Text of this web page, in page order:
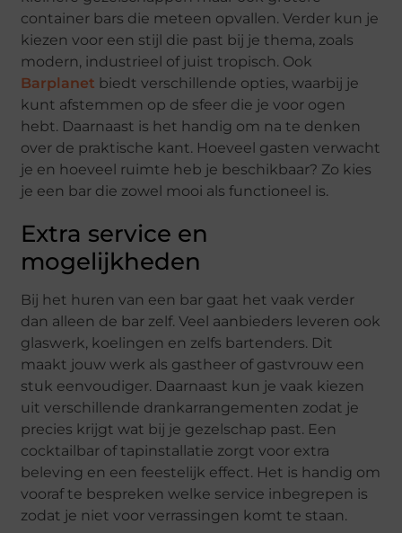
container bars die meteen opvallen. Verder kun je
kiezen voor een stijl die past bij je thema, zoals
modern, industrieel of juist tropisch. Ook
Barplanet biedt verschillende opties, waarbij je
kunt afstemmen op de sfeer die je voor ogen
hebt. Daarnaast is het handig om na te denken
over de praktische kant. Hoeveel gasten verwacht
je en hoeveel ruimte heb je beschikbaar? Zo kies
je een bar die zowel mooi als functioneel is.
Extra service en
mogelijkheden
Bij het huren van een bar gaat het vaak verder
dan alleen de bar zelf. Veel aanbieders leveren ook
glaswerk, koelingen en zelfs bartenders. Dit
maakt jouw werk als gastheer of gastvrouw een
stuk eenvoudiger. Daarnaast kun je vaak kiezen
uit verschillende drankarrangementen zodat je
precies krijgt wat bij je gezelschap past. Een
cocktailbar of tapinstallatie zorgt voor extra
beleving en een feestelijk effect. Het is handig om
vooraf te bespreken welke service inbegrepen is
zodat je niet voor verrassingen komt te staan.